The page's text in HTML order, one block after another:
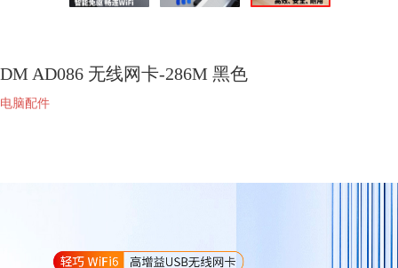
DM AD086 无线网卡-286M 黑色
电脑配件